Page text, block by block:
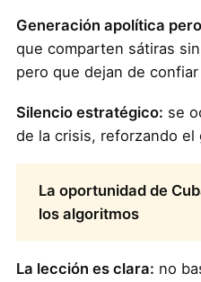
Generación apolítica
que comparten sátiras
pero que dejan de
Silencio estratégico: se
de la crisis, reforzando el
La oportunidad de
los algoritmos
La lección es clara: no